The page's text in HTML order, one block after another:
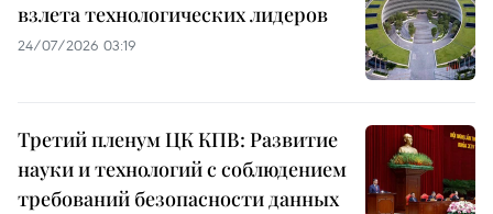
взлета технологических лидеров
24/07/2026 03:19
Третий пленум ЦК КПВ: Развитие
науки и технологий с соблюдением
требований безопасности данных